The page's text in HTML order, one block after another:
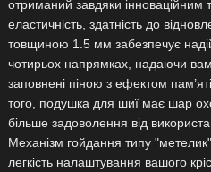
отриманий завдяки інноваційним
еластичність, здатність до
товщиною 1.5 мм забезпечує
чотирьох напрямках, надаючи
заповнені піною з ефектом
того, подушка для шиї має шар
більше задоволення від
Механізм гойдання типу "метелик"
легкість налаштування вашого